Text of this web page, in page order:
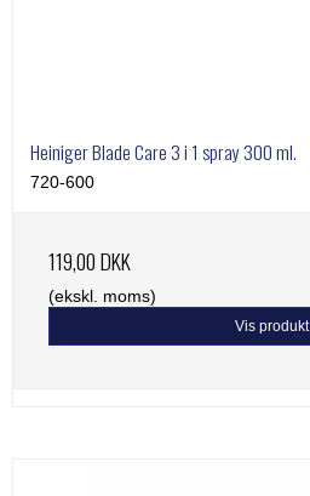
Heiniger Blade Care 3 i 1 spray 300 ml.
720-600
119,00 DKK
(ekskl. moms)
Vis produkt